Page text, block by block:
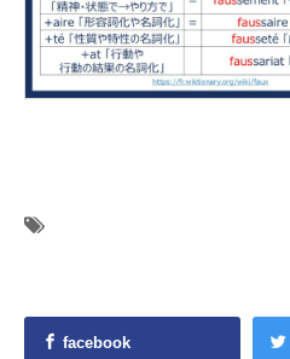
facebook